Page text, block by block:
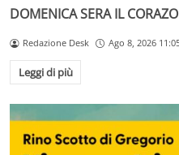
DOMENICA SERA IL
Redazione Desk Ago 8, 2026
Leggi di più